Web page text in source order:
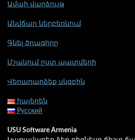
Ամպի վարձույթ
Անվճար ներբեռնում
Գնել ծրագիրը
Մշակում ըստ պատվերի
Վերադարձեք սկզբին
հայերեն
Русский
USU Software Armenia